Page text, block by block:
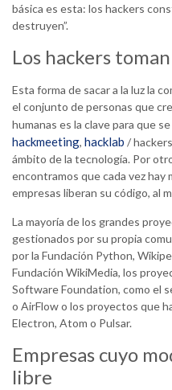
básica es esta: los hackers
destruyen”.
Los hackers
Esta forma de sacar a la luz la
el conjunto de personas que
humanas es la clave para que
hackmeeting, hacklab /
ámbito de la tecnología. Por
encontramos que cada vez hay
empresas liberan su código, al
La mayoría de los grandes
gestionados por su propia
por la Fundación Python,
Fundación WikiMedia, los
Software Foundation, como el
o AirFlow o los proyectos que
Electron, Atom o Pulsar.
Empresas cuyo
libre